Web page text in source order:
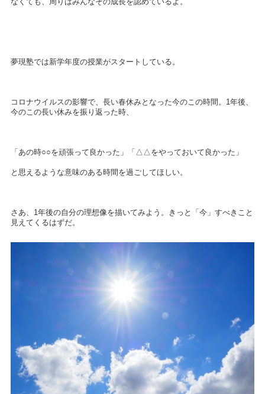
夢現塾では新学年度の授業がスタートしている。
コロナウイルスの影響で、長い春休みとなった今のこの時間。1年後、
今のこの長い休みを振り返った時、
「あの時○○を頑張って良かった」「△△をやっておいて良かった」
と思えるような意味のある時間を過ごしてほしい。
さあ、1年後の自分の理想像を描いてみよう。きっと「今」すべきこと
見えてくるはずだ。